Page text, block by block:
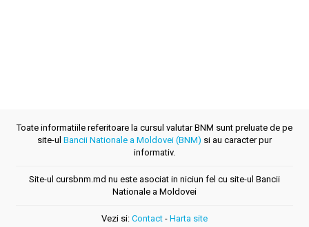
Toate informatiile referitoare la cursul valutar BNM sunt preluate de pe
site-ul Bancii Nationale a Moldovei (BNM) si au caracter pur
informativ.
Site-ul cursbnm.md nu este asociat in niciun fel cu site-ul Bancii
Nationale a Moldovei
Vezi si: Contact - Harta site